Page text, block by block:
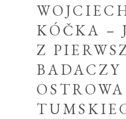
KÓČKA –
Z
BADACZY
OSTROWA